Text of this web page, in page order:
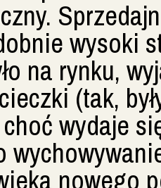
wysoki
na rynku,
(tak,
wydaje
nowego